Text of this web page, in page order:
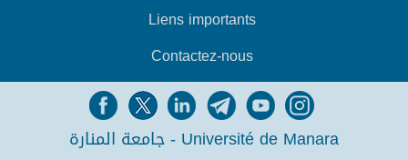
Liens importants
Contactez-nous
جامعة المنارة - Université de Manara